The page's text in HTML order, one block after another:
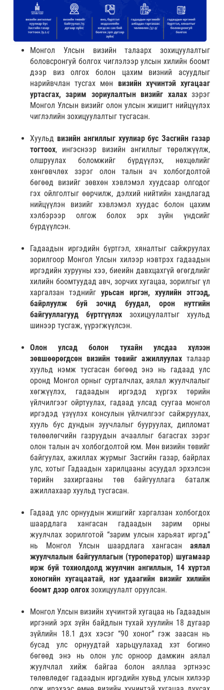
Монгол Улсын визийн талаарх зохицуулалтыг
боловсронгуй болгох чиглэлээр улсын хилийн боомт
дээр виз олгох болон цахим визний асуудлыг
нарийвчлан тусгах мөн визийн хүчинтэй хугацааг
уртасгах, зарим зориулалтын визийг халах зэрэг
Монгол Улсын визийг олон улсын жишигт нийцүүлэх
чиглэлийн зохицуулалтыг тусгасан.
Хуульд визийн ангиллыг хуулиар бус Засгийн газар
тогтоох, ингэснээр визийн ангиллыг төрөлжүүлж,
олшруулах боломжийг бүрдүүлэх, нөхцөлийг
хөнгөвчлөх зэрэг олон талын ач холбогдолтой
бөгөөд визийг зөвхөн хэвлэмэл хуудсаар олгодог
гэх ойлголтыг өөрчилж, дэлхий нийтийн хандлагад
нийцүүлэн визийг хэвлэмэл хуудас болон цахим
хэлбэрээр олгож болох эрх зүйн үндсийг
бүрдүүлсэн.
Гадаадын иргэдийн бүртгэл, хяналтыг сайжруулах
зорилгоор Монгол Улсын хилээр нэвтрэх гадаадын
иргэдийн хурууны хээ, биеийн давхцахгүй өгөгдлийг
хилийн боомтуудад авч, зорчих хугацаа, зорилгыг үл
харгалзан тэднийгурьсан иргэн, хуулийн этгээд,
байрлуулж буй зочид буудал, орон нутгийн
байгууллагууд бүртгүүлэх зохицуулалтыг хуульд
шинээр тусгаж, үүрэгжүүлсэн.
Олон улсад болон тухайн
улсдаа хүлээн
зөвшөөрөгдсөн визийн төвийг ажиллуулах талаар
хуульд нэмж тусгасан бөгөөд энэ нь гадаад улс
оронд Монгол орныг сурталчлах, аялал жуулчлалыг
хөгжүүлэх, гадаадын иргэдэд хүргэх төрийн
үйлчилгээг ойртуулах, гадаад улсад суугаа монгол
иргэдэд үзүүлэх консулын үйлчилгээг сайжруулах,
хууль бус дундын зуучлалыг бууруулах, дипломат
төлөөлөгчийн газруудын ачааллыг багасгах зэрэг
олон талын ач холбогдолтой юм. Мөн визийн төвийг
байгуулах, ажиллах журмыг Засгийн газар, байрлах
улс, хотыг Гадаадын харилцааны асуудал эрхэлсэн
төрийн захиргааны төв байгууллага баталж
ажиллахаар хуульд тусгасан.
Гадаад улс орнуудын жишгийг харгалзан холбогдох
шаардлага хангасан гадаадын зарим орны
жуулчлах зорилготой “зарим улсын харьяат иргэд”
нь Монгол Улсын шаардлага хангасан аялал
жуулчлалын байгууллагын (туроператор) шугамаар
ирж буй тохиолдолд жуулчин ангиллын, 14 хүртэл
хоногийн хугацаатай, нэг удаагийн визийг хилийн
боомт дээр олгох зохицуулалт оруулсан.
Монгол Улсын визийн хүчинтэй хугацаа нь Гадаадын
иргэний эрх зүйн байдлын тухай хуулийн 18 дугаар
зүйлийн 18.1 дэх хэсэг “90 хоног” гэж заасан нь
бусад улс орнуудтай харьцуулахад хэт богино
бөгөөд энэ нь олон улс орноор дамжин аялал
жуулчлал хийж байгаа болон аяллаа эртнээс
төлөвлөдөг гадаадын иргэдийн хувьд улсын хилээр